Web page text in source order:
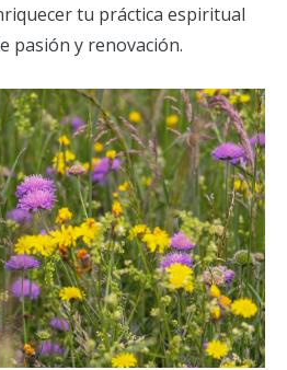
tu práctica espiritual
pasión y renovación.